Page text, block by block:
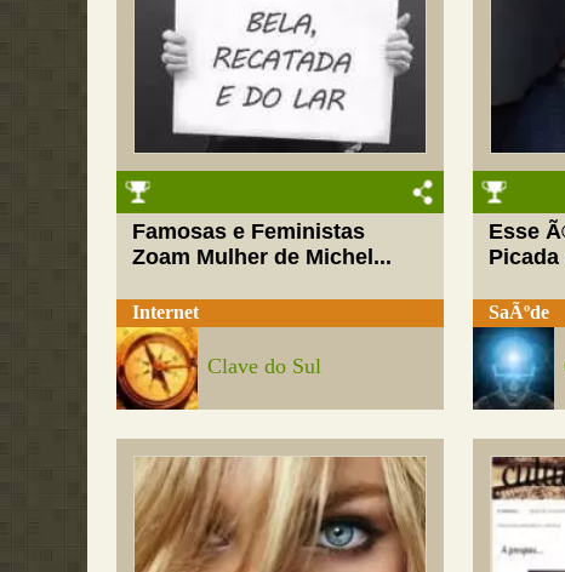
Famosas e Feministas
Zoam Mulher de Michel...
Internet
Clave do Sul
Esse
Picada
SaÃºde